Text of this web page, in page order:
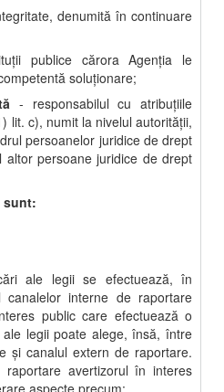
denumită în continuare
publice cărora Agenţia le
soluţionare;
- responsabilul cu atribuţiile
lit. c), numit la nivelul autorităţii,
persoanelor juridice de drept
persoane juridice de drept
sunt:
ale legii se efectuează, în
canalelor interne de raportare
public care efectuează o
legii poate alege, însă, între
şi canalul extern de raportare.
avertizorul în interes
aspecte precum: